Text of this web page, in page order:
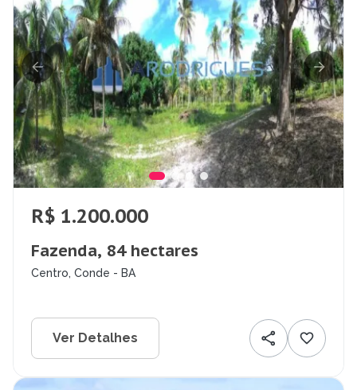
R$ 1.200.000
Fazenda, 84 hectares
Centro, Conde - BA
Ver Detalhes